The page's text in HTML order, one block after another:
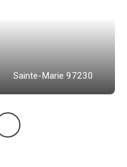
Sainte-Marie 97230